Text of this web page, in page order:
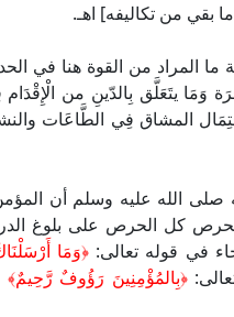
بقي من تكاليفه] اهـ.
المراد من القوة هنا في
وَمَا يتَعَلَّق بِالدّينِ من
المشاق فِي الطَّاعَات
صلى الله عليه وسلم أن
كل الحرص على بلوغ
في قوله تعالى:﴿وَمَا
﴿بِالمُؤْمِنِينَ رَؤُوفٌ رَّحِيمٌ﴾